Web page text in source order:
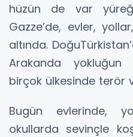
hüzün de var
Gazze’de, evler,
altında.
Arakanda yokluğun
birçok ülkesinde terör
Bugün evlerinde,
okullarda sevinçle